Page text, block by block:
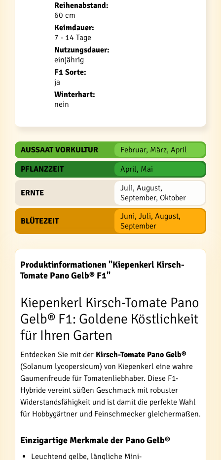
Reihenabstand:
60 cm
Keimdauer:
7 - 14 Tage
Nutzungsdauer:
einjährig
F1 Sorte:
ja
Winterhart:
nein
AUSSAAT VORKULTUR
Februar, März, April
PFLANZZEIT
April, Mai
ERNTE
Juli, August,
September, Oktober
BLÜTEZEIT
Juni, Juli, August,
September
Produktinformationen "Kiepenkerl Kirsch-
Tomate Pano Gelb® F1"
Kiepenkerl Kirsch-Tomate Pano
Gelb® F1: Goldene Köstlichkeit
für Ihren Garten
Entdecken Sie mit der Kirsch-Tomate Pano Gelb®
(Solanum lycopersicum) von Kiepenkerl eine wahre
Gaumenfreude für Tomatenliebhaber. Diese F1-
Hybride vereint süßen Geschmack mit robuster
Widerstandsfähigkeit und ist damit die perfekte Wahl
für Hobbygärtner und Feinschmecker gleichermaßen.
Einzigartige Merkmale der Pano Gelb®
Leuchtend gelbe, längliche Mini-